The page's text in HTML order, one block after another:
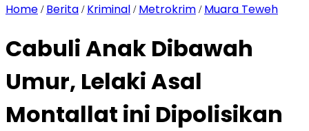
Home / Berita / Kriminal / Metrokrim / Muara Teweh
Cabuli Anak Dibawah
Umur, Lelaki Asal
Montallat ini Dipolisikan